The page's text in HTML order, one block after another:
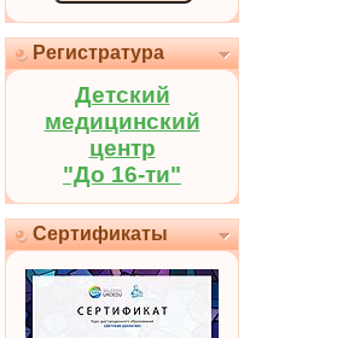
Регистратура
Детский
медицинский
центр
"До 16-ти"
Сертификаты